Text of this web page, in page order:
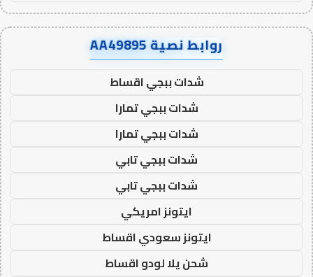
روابط نصية AA49895
شدات ببجي اقساط
شدات ببجي تمارا
شدات ببجي تمارا
شدات ببجي تابي
شدات ببجي تابي
ايتونز امريكي
ايتونز سعودي اقساط
شحن يلا لودو اقساط